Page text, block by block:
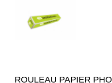
ROULEAU PAPIER